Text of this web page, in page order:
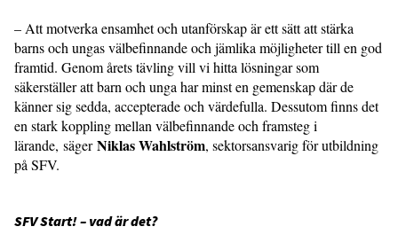
– Att motverka ensamhet och utanförskap är ett sätt att stärka
barns och ungas välbefinnande och jämlika möjligheter till en god
framtid. Genom årets tävling vill vi hitta lösningar som
säkerställer att barn och unga har minst en gemenskap där de
känner sig sedda, accepterade och värdefulla. Dessutom finns det
en stark koppling mellan välbefinnande och framsteg i
lärande, sägerNiklas Wahlström, sektorsansvarig för utbildning
på SFV.
SFV Start! – vad är det?